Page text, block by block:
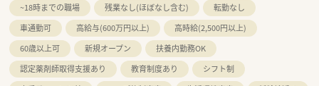
~18時までの職場
残業なし(ほぼなし含む)
転勤なし
車通勤可
高給与(600万円以上)
高時給(2,500円以上)
60歳以上可
新規オープン
扶養内勤務OK
認定薬剤師取得支援あり
教育制度あり
シフト制